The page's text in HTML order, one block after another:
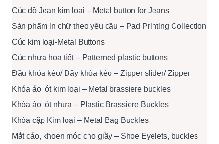
Cúc đồ Jean kim loại – Metal button for Jeans
Sản phẩm in chữ theo yêu cầu – Pad Printing Collection
Cúc kim loại-Metal Buttons
Cúc nhựa họa tiết – Patterned plastic buttons
Đầu khóa kéo/ Dây khóa kéo – Zipper slider/ Zipper
Khóa áo lót kim loại – Metal brassiere buckles
Khóa áo lót nhựa – Plastic Brassiere Buckles
Khóa cặp Kim loại – Metal Bag Buckles
Mắt cáo, khoen móc cho giầy – Shoe Eyelets, buckles